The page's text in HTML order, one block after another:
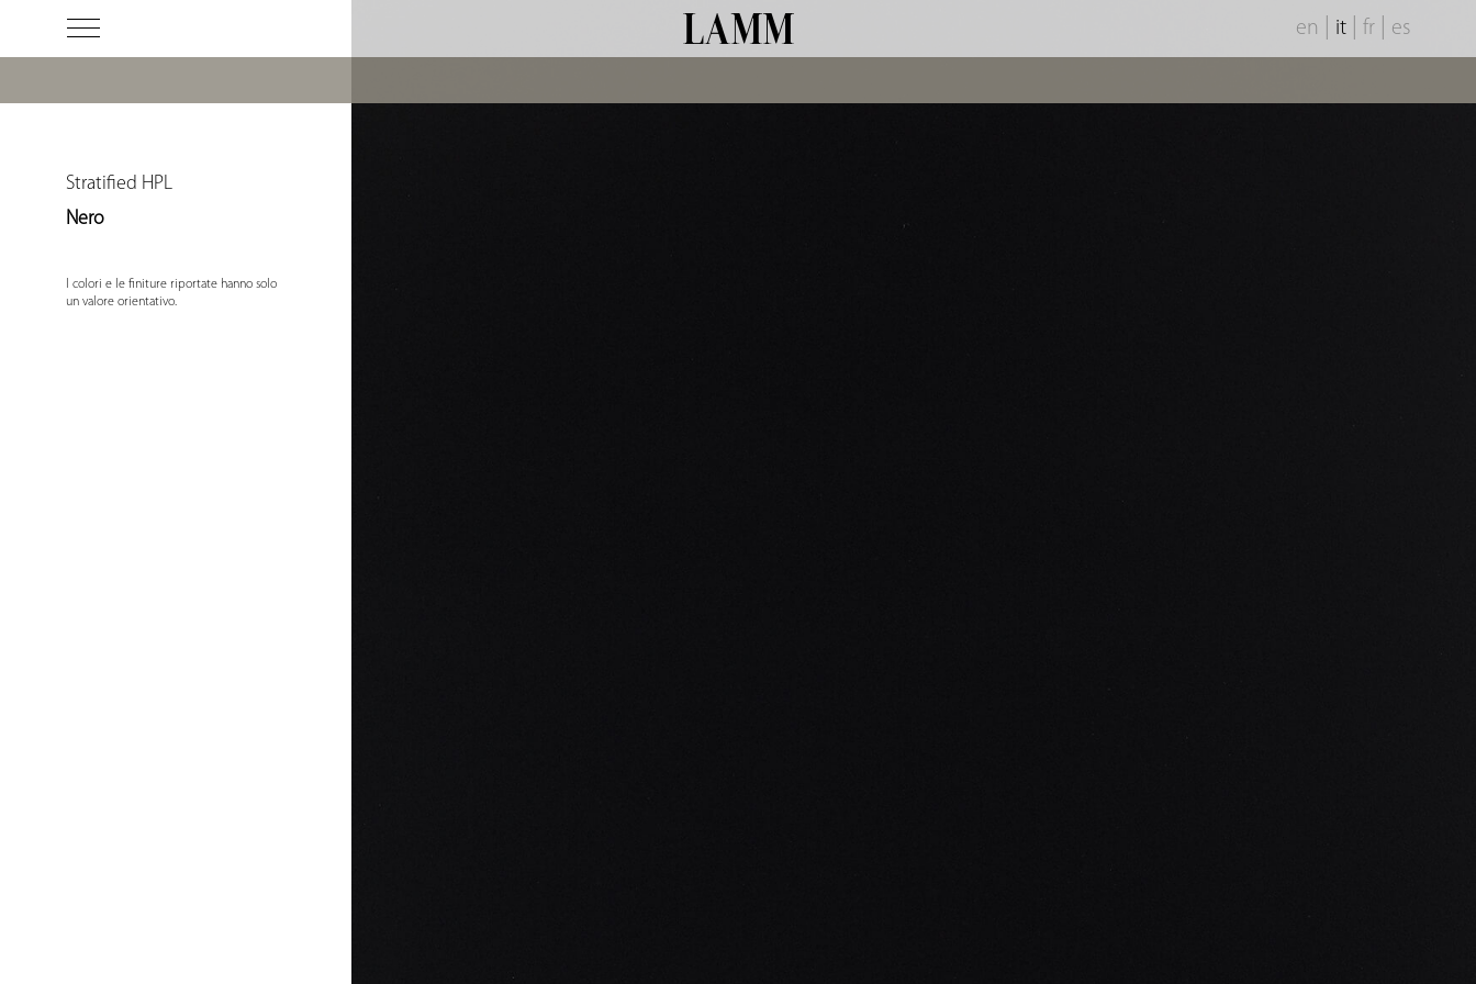
en it fr es
Stratified HPL
Nero
I colori e le finiture riportate hanno solo
un valore orientativo.